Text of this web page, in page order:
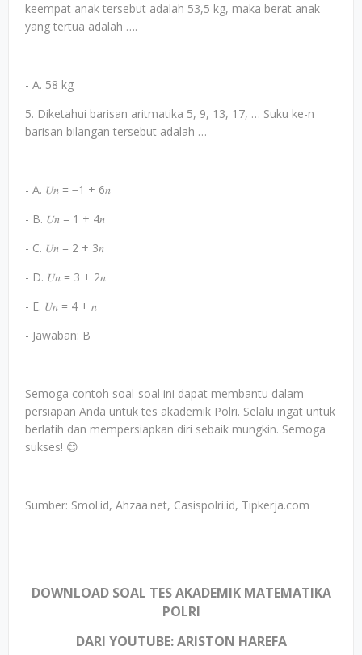
keempat anak tersebut adalah 53,5 kg, maka berat anak
yang tertua adalah ….
- A. 58 kg
5. Diketahui barisan aritmatika 5, 9, 13, 17, … Suku ke-n
barisan bilangan tersebut adalah …
- A. 𝑈𝑛 = −1 + 6𝑛
- B. 𝑈𝑛 = 1 + 4𝑛
- C. 𝑈𝑛 = 2 + 3𝑛
- D. 𝑈𝑛 = 3 + 2𝑛
- E. 𝑈𝑛 = 4 + 𝑛
- Jawaban: B
Semoga contoh soal-soal ini dapat membantu dalam
persiapan Anda untuk tes akademik Polri. Selalu ingat untuk
berlatih dan mempersiapkan diri sebaik mungkin. Semoga
sukses! 😊
Sumber: Smol.id, Ahzaa.net, Casispolri.id, Tipkerja.com
DOWNLOAD SOAL TES AKADEMIK MATEMATIKA
POLRI
DARI YOUTUBE: ARISTON HAREFA